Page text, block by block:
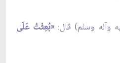
وآله وسلم) قال:«بُعِثْتُ عَلَى